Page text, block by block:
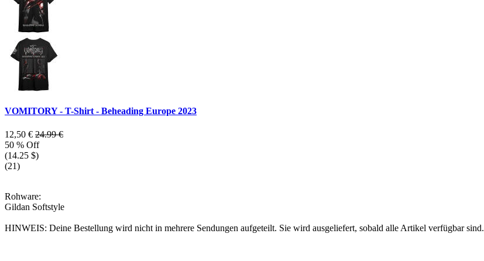
VOMITORY - T-Shirt - Beheading Europe 2023
12,50 € 24.99 €
50 % Off
(14.25 $)
(21)
Rohware:
Gildan Softstyle
HINWEIS: Deine Bestellung wird nicht in mehrere Sendungen aufgeteilt. Sie wird ausgeliefert, sobald alle Artikel verfügbar sind.